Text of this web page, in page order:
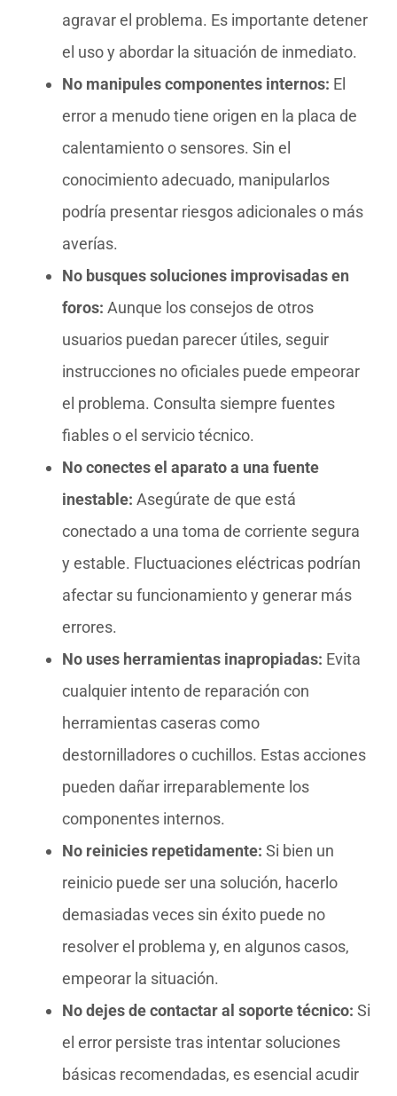
agravar el problema. Es importante detener
el uso y abordar la situación de inmediato.
No manipules componentes internos: El
error a menudo tiene origen en la placa de
calentamiento o sensores. Sin el
conocimiento adecuado, manipularlos
podría presentar riesgos adicionales o más
averías.
No busques soluciones improvisadas en
foros: Aunque los consejos de otros
usuarios puedan parecer útiles, seguir
instrucciones no oficiales puede empeorar
el problema. Consulta siempre fuentes
fiables o el servicio técnico.
No conectes el aparato a una fuente
inestable: Asegúrate de que está
conectado a una toma de corriente segura
y estable. Fluctuaciones eléctricas podrían
afectar su funcionamiento y generar más
errores.
No uses herramientas inapropiadas: Evita
cualquier intento de reparación con
herramientas caseras como
destornilladores o cuchillos. Estas acciones
pueden dañar irreparablemente los
componentes internos.
No reinicies repetidamente: Si bien un
reinicio puede ser una solución, hacerlo
demasiadas veces sin éxito puede no
resolver el problema y, en algunos casos,
empeorar la situación.
No dejes de contactar al soporte técnico: Si
el error persiste tras intentar soluciones
básicas recomendadas, es esencial acudir